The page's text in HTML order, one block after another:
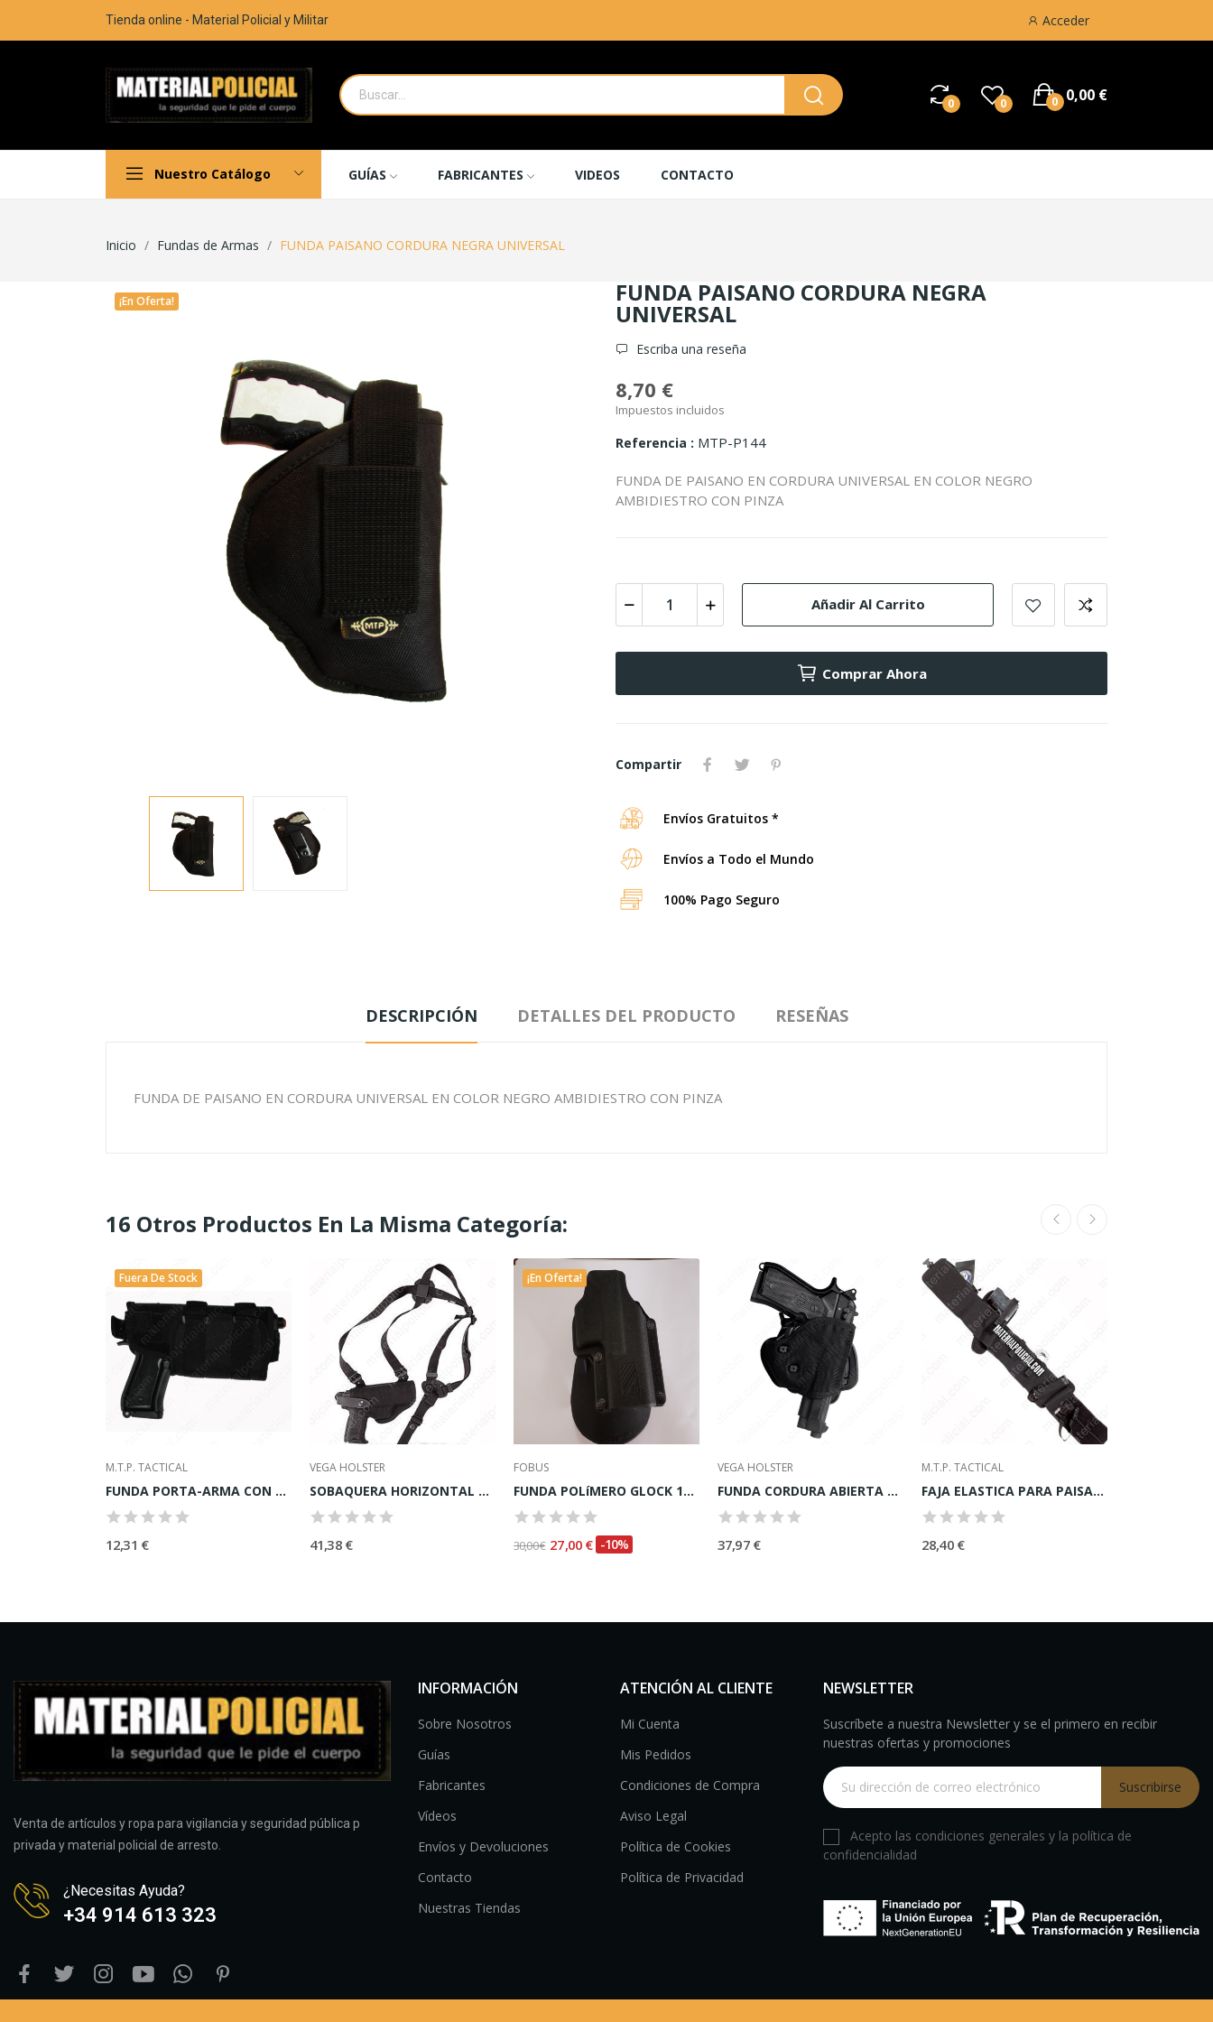
Tienda online - Material Policial y Militar Acceder
0 0 0,00 €
0
Nuestro Catálogo GUÍAS FABRICANTES VIDEOS CONTACTO
Inicio Fundas de Armas FUNDA PAISANO CORDURA NEGRA UNIVERSAL
¡En Oferta! FUNDA PAISANO CORDURA NEGRA
UNIVERSAL
Escriba una reseña
8,70 €
Impuestos incluidos
Referencia MTP-P144
FUNDA DE PAISANO EN CORDURA UNIVERSAL EN COLOR NEGRO
AMBIDIESTRO CON PINZA
Añadir Al Carrito
Comprar Ahora
Compartir
Envíos Gratuitos *
Envíos a Todo el Mundo
100% Pago Seguro
DESCRIPCIÓN DETALLES DEL PRODUCTO RESEÑAS
FUNDA DE PAISANO EN CORDURA UNIVERSAL EN COLOR NEGRO AMBIDIESTRO CON PINZA
16 Otros Productos En La Misma Categoría:
Fuera De Stock
M.T.P. TACTICAL
FUNDA PORTA-ARMA CON PUNTERO LASER
12,31 €
VEGA HOLSTER
SOBAQUERA HORIZONTAL EN CORDURA
41,38 €
¡En Oferta!
FOBUS
FUNDA POLíMERO GLOCK 17/19/22/23/34/35 ROTATORIA
30,00 € 27,00 € -10%
VEGA HOLSTER
FUNDA CORDURA ABIERTA 2 USOS SISTEMA SEGURIDAD
37,97 €
M.T.P. TACTICAL
FAJA ELASTICA PARA PAISANO MTP
28,40 €
Venta de artículos y ropa para vigilancia y seguridad pública p
privada y material policial de arresto.
¿Necesitas Ayuda?
+34 914 613 323
INFORMACIÓN
Sobre Nosotros
Guías
Fabricantes
Vídeos
Envíos y Devoluciones
Contacto
Nuestras Tiendas
ATENCIÓN AL CLIENTE
Mi Cuenta
Mis Pedidos
Condiciones de Compra
Aviso Legal
Política de Cookies
Política de Privacidad
NEWSLETTER
Suscríbete a nuestra Newsletter y se el primero en recibir
nuestras ofertas y promociones
Suscribirse
Acepto las condiciones generales y la política de
confidencialidad